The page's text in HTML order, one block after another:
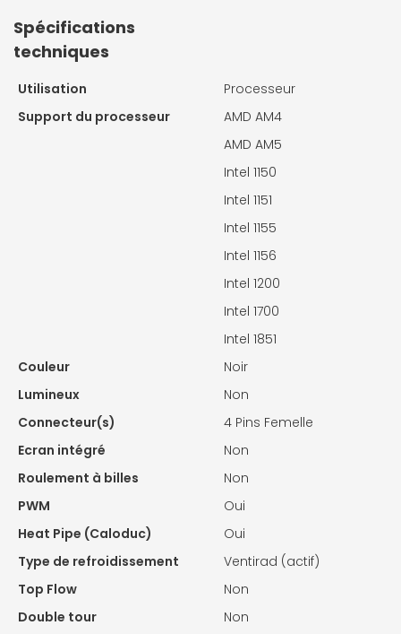
Spécifications
techniques
Utilisation
Processeur
Support du processeur
AMD AM4
AMD AM5
Intel 1150
Intel 1151
Intel 1155
Intel 1156
Intel 1200
Intel 1700
Intel 1851
Couleur
Noir
Lumineux
Non
Connecteur(s)
4 Pins Femelle
Ecran intégré
Non
Roulement à billes
Non
PWM
Oui
Heat Pipe (Caloduc)
Oui
Type de refroidissement
Ventirad (actif)
Top Flow
Non
Double tour
Non